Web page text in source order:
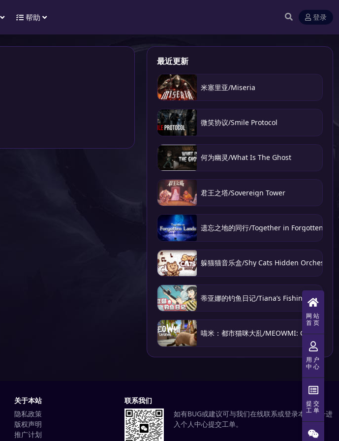
帮助 登录
最近更新
米塞里亚/Miseria
微笑协议/Smile Protocol
何为幽灵/What Is The Ghost
君王之塔/Sovereign Tower
遗忘之地的同行/Together in Forgotten
躲猫猫音乐盒/Shy Cats Hidden Orchestra
蒂亚娜的钓鱼日记/Tiana’s Fishing Diary
喵米：都市猫咪大乱/MEOWMI: City Cat
关于本站
隐私政策
版权声明
推广计划
联系我们
如有BUG或建议可与我们在线联系或登录本站账号进
入个人中心提交工单。
网站
首页
用户
中心
提交
工单